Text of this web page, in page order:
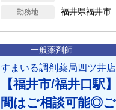
勤務地 福井県福井市
一般薬剤師
すまいる調剤薬局四ツ井店
【福井市/福井口
間はご相談可能◎